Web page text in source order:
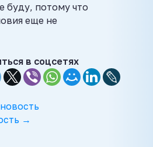
буду, потому что
еще не
в соцсетях
→